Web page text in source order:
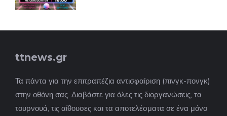
ttnews.gr
Τα πάντα για την επιτραπέζια αντισφαίριση (πινγκ-πονγκ)
στην οθόνη σας. Διαβάστε για όλες τις διοργανώσεις, τα
τουρνουά, τις αίθουσες και τα αποτελέσματα σε ένα μόνο